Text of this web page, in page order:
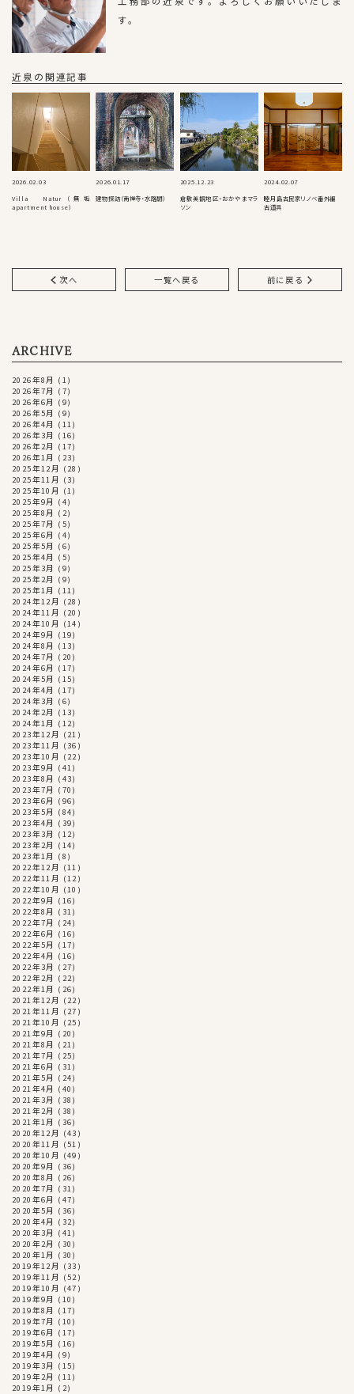
す。
近泉の関連記事
2026.02.03
Villa Natur（無垢
apartment house）
2026.01.17
建物探訪（南禅寺・水路閣）
2025.12.23
倉敷美観地区・おかやまマラ
ソン
2024.02.07
睦月島古民家リノベ番外編
古道具
次へ 一覧へ戻る 前に戻る
ARCHIVE
2026年8月 (1)
2026年7月 (7)
2026年6月 (9)
2026年5月 (9)
2026年4月 (11)
2026年3月 (16)
2026年2月 (17)
2026年1月 (23)
2025年12月 (28)
2025年11月 (3)
2025年10月 (1)
2025年9月 (4)
2025年8月 (2)
2025年7月 (5)
2025年6月 (4)
2025年5月 (6)
2025年4月 (5)
2025年3月 (9)
2025年2月 (9)
2025年1月 (11)
2024年12月 (28)
2024年11月 (20)
2024年10月 (14)
2024年9月 (19)
2024年8月 (13)
2024年7月 (20)
2024年6月 (17)
2024年5月 (15)
2024年4月 (17)
2024年3月 (6)
2024年2月 (13)
2024年1月 (12)
2023年12月 (21)
2023年11月 (36)
2023年10月 (22)
2023年9月 (41)
2023年8月 (43)
2023年7月 (70)
2023年6月 (96)
2023年5月 (84)
2023年4月 (39)
2023年3月 (12)
2023年2月 (14)
2023年1月 (8)
2022年12月 (11)
2022年11月 (12)
2022年10月 (10)
2022年9月 (16)
2022年8月 (31)
2022年7月 (24)
2022年6月 (16)
2022年5月 (17)
2022年4月 (16)
2022年3月 (27)
2022年2月 (22)
2022年1月 (26)
2021年12月 (22)
2021年11月 (27)
2021年10月 (25)
2021年9月 (20)
2021年8月 (21)
2021年7月 (25)
2021年6月 (31)
2021年5月 (24)
2021年4月 (40)
2021年3月 (38)
2021年2月 (38)
2021年1月 (36)
2020年12月 (43)
2020年11月 (51)
2020年10月 (49)
2020年9月 (36)
2020年8月 (26)
2020年7月 (31)
2020年6月 (47)
2020年5月 (36)
2020年4月 (32)
2020年3月 (41)
2020年2月 (30)
2020年1月 (30)
2019年12月 (33)
2019年11月 (52)
2019年10月 (47)
2019年9月 (10)
2019年8月 (17)
2019年7月 (10)
2019年6月 (17)
2019年5月 (16)
2019年4月 (9)
2019年3月 (15)
2019年2月 (11)
2019年1月 (2)